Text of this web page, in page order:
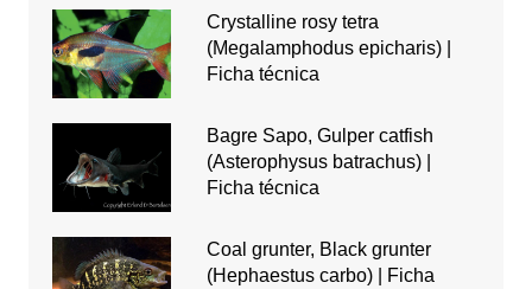
Crystalline rosy tetra
(Megalamphodus epicharis) |
Ficha técnica
Bagre Sapo, Gulper catfish
(Asterophysus batrachus) |
Ficha técnica
Coal grunter, Black grunter
(Hephaestus carbo) | Ficha